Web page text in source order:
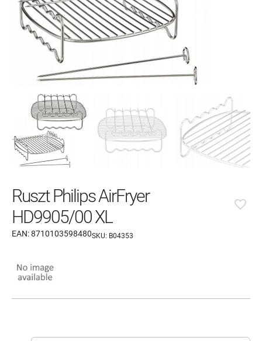
Ruszt Philips AirFryer
HD9905/00 XL
EAN:8710103598480SKU: B04353
favorite_border